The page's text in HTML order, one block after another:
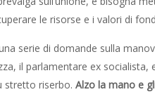
le risorse e i valori di
serie di domande sulla
il parlamentare ex
stretto riserbo. Alzo la mano e